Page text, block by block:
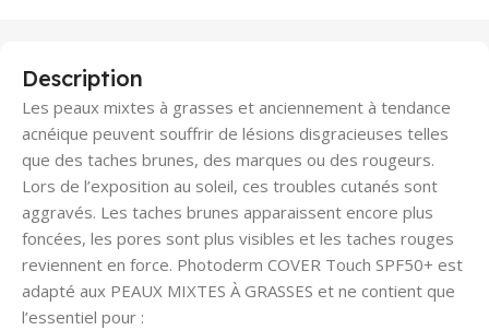
Description
Les peaux mixtes à grasses et anciennement à tendance
acnéique peuvent souffrir de lésions disgracieuses telles
que des taches brunes, des marques ou des rougeurs.
Lors de l’exposition au soleil, ces troubles cutanés sont
aggravés. Les taches brunes apparaissent encore plus
foncées, les pores sont plus visibles et les taches rouges
reviennent en force. Photoderm COVER Touch SPF50+ est
adapté aux PEAUX MIXTES À GRASSES et ne contient que
l’essentiel pour :